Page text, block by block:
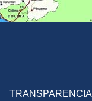
TRANSPARENCIA